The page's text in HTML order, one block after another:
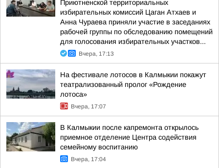
Приютненской территориальных
избирательных комиссий Цаган Атхаев и
Анна Чураева приняли участие в заседаниях
рабочей группы по обследованию помещений
для голосования избирательных участков...
Вчера, 17:13
На фестивале лотосов в Калмыкии покажут
театрализованный пролог «Рождение
лотоса»
Вчера, 17:07
В Калмыкии после капремонта открылось
приемное отделение Центра содействия
семейному воспитанию
Вчера, 17:04